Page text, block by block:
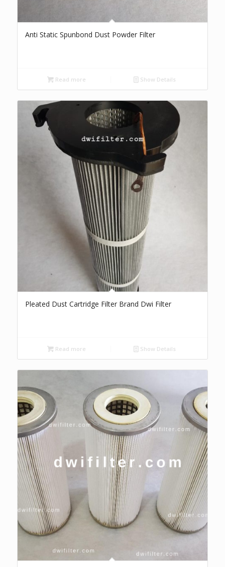
Anti Static Spunbond Dust Powder Filter
Read more Show Details
Pleated Dust Cartridge Filter Brand Dwi Filter
Read more Show Details